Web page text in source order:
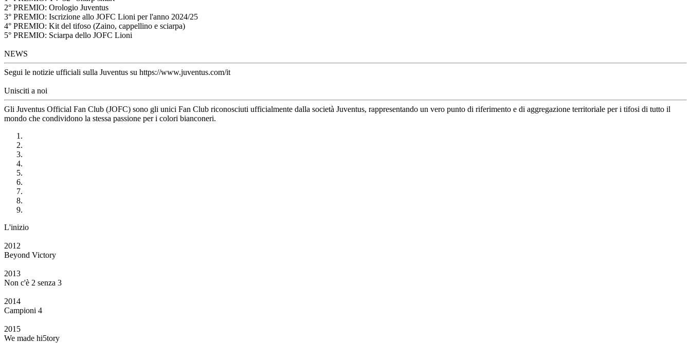
2° PREMIO: Orologio Juventus
3° PREMIO: Iscrizione allo JOFC Lioni per l'anno 2024/25
4° PREMIO: Kit del tifoso (Zaino, cappellino e sciarpa)
5° PREMIO: Sciarpa dello JOFC Lioni
NEWS
Segui le notizie ufficiali sulla Juventus su https://www.juventus.com/it
Unisciti a noi
Gli Juventus Official Fan Club (JOFC) sono gli unici Fan Club riconosciuti ufficialmente dalla società Juventus, rappresentando un vero punto di riferimento e di aggregazione territoriale per i tifosi di tutto il
mondo che condividono la stessa passione per i colori bianconeri.
L'inizio
2012
Beyond Victory
2013
Non c'è 2 senza 3
2014
Campioni 4
2015
We made hi5tory